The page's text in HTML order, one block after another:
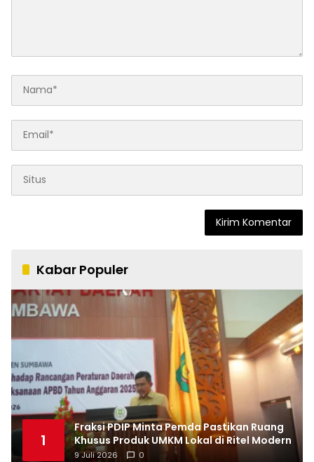
Kabar Populer
1
Fraksi PDIP Minta Pemda Pastikan Ruang
Khusus Produk UMKM Lokal di Ritel Modern
9 Juli 2026 0